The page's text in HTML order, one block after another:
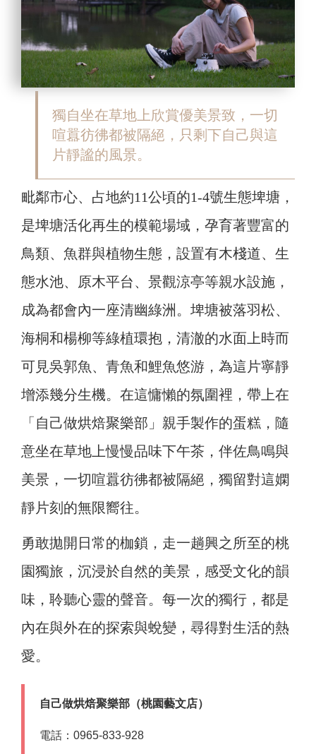
獨自坐在草地上欣賞優美景致，一切
喧囂彷彿都被隔絕，只剩下自己與這
片靜謐的風景。
毗鄰市心、占地約11公頃的1-4號生態埤塘，
是埤塘活化再生的模範場域，孕育著豐富的
鳥類、魚群與植物生態，設置有木棧道、生
態水池、原木平台、景觀涼亭等親水設施，
成為都會內一座清幽綠洲。埤塘被落羽松、
海桐和楊柳等綠植環抱，清澈的水面上時而
可見吳郭魚、青魚和鯉魚悠游，為這片寧靜
增添幾分生機。在這慵懶的氛圍裡，帶上在
「自己做烘焙聚樂部」親手製作的蛋糕，隨
意坐在草地上慢慢品味下午茶，伴佐鳥鳴與
美景，一切喧囂彷彿都被隔絕，獨留對這嫻
靜片刻的無限嚮往。
勇敢拋開日常的枷鎖，走一趟興之所至的桃
園獨旅，沉浸於自然的美景，感受文化的韻
味，聆聽心靈的聲音。每一次的獨行，都是
內在與外在的探索與蛻變，尋得對生活的熱
愛。
自己做烘焙聚樂部（桃園藝文店）
電話：0965-833-928